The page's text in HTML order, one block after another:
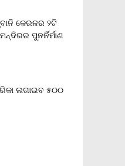
କେରଳର ୨ଟି
ପୁନର୍ନିର୍ମାଣ
ଲଗାଇବ ୫୦୦